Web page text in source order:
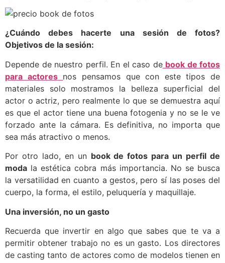
¿Cuándo debes hacerte una sesión de fotos?
Objetivos de la sesión:
Depende de nuestro perfil. En el caso de book de fotos
para actores nos pensamos que con este tipos de
materiales solo mostramos la belleza superficial del
actor o actriz, pero realmente lo que se demuestra aquí
es que el actor tiene una buena fotogenia y no se le ve
forzado ante la cámara. Es definitiva, no importa que
sea más atractivo o menos.
Por otro lado, en un book de fotos para un perfil de
moda la estética cobra más importancia. No se busca
la versatilidad en cuanto a gestos, pero sí las poses del
cuerpo, la forma, el estilo, peluquería y maquillaje.
Una inversión, no un gasto
Recuerda que invertir en algo que sabes que te va a
permitir obtener trabajo no es un gasto. Los directores
de casting tanto de actores como de modelos tienen en